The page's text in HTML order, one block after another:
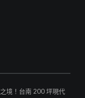
境！台南 200 坪現代